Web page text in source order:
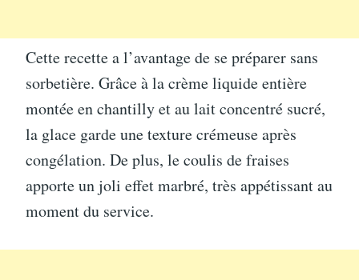
Cette recette a l’avantage de se préparer sans
sorbetière. Grâce à la crème liquide entière
montée en chantilly et au lait concentré sucré,
la glace garde une texture crémeuse après
congélation. De plus, le coulis de fraises
apporte un joli effet marbré, très appétissant au
moment du service.